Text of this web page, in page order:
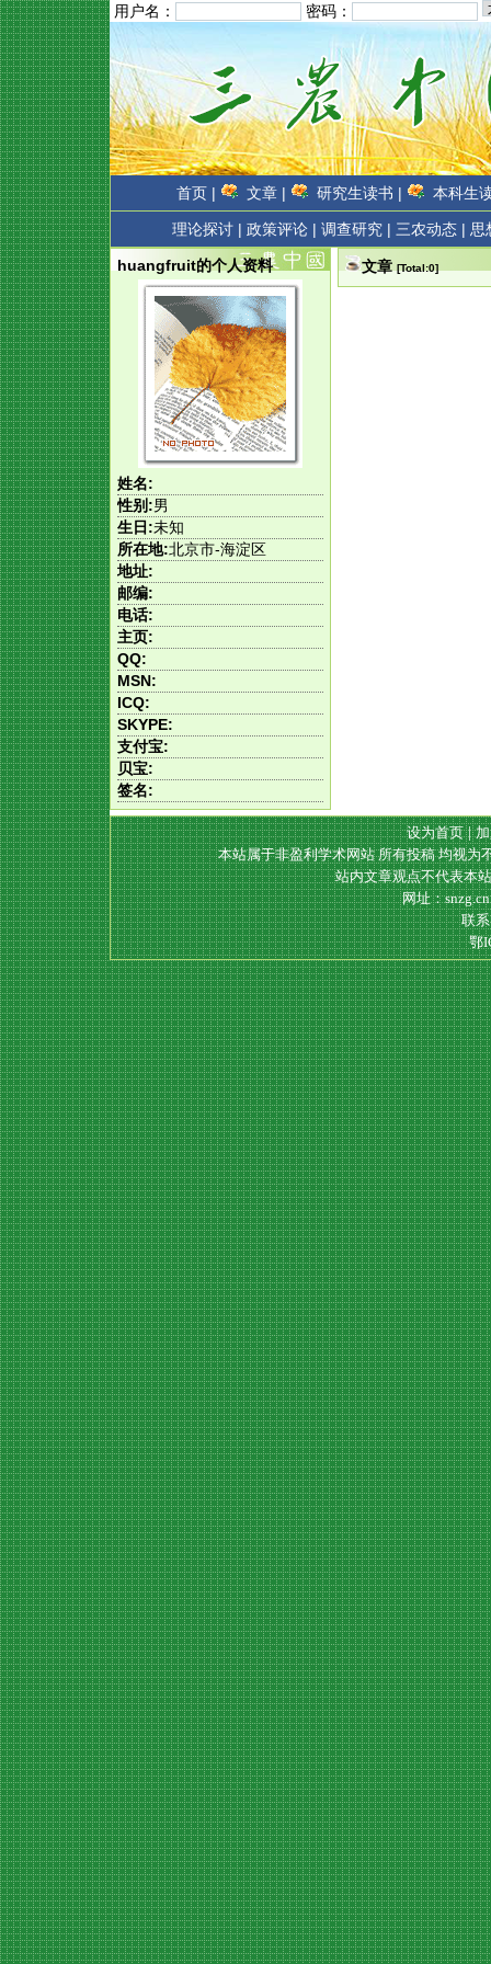
用户名： 密码：
首页 | 文章 | 研究生读书 | 本科生
理论探讨 | 政策评论 | 调查研究 | 三农动态 | 思
文章 [Total:0]
huangfruit的个人资料
姓名:
性别:男
生日:未知
所在地:北京市-海淀区
地址:
邮编:
电话:
主页:
QQ:
MSN:
ICQ:
SKYPE:
支付宝:
贝宝:
签名:
设为首页|
本站属于非盈利学术网站 所有投稿 均视为
站内文章观点不代表本
网址：
联
鄂